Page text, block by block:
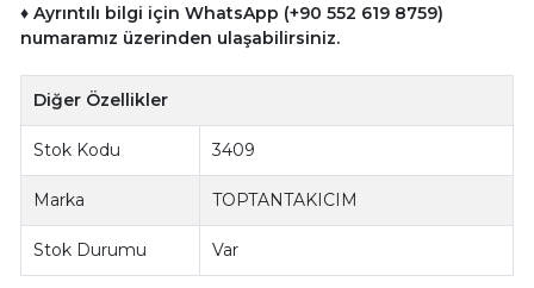
♦ Ayrıntılı bilgi için WhatsApp (+90 552 619 8759)
numaramız üzerinden ulaşabilirsiniz.
Diğer Özellikler
Stok Kodu 3409
Marka TOPTANTAKICIM
Stok Durumu Var